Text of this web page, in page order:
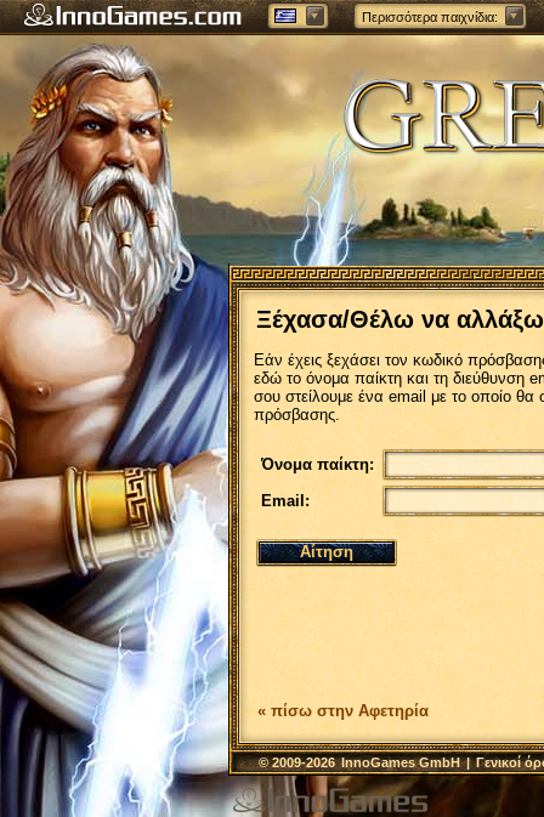
Περισσότερα παιχνίδια:
Ξέχασα/Θέλω να
Εάν έχεις ξεχάσει τον κωδικό
εδώ το όνομα παίκτη και τη διεύθυνση
σου στείλουμε ένα email με το οποίο θα
πρόσβασης.
Όνομα παίκτη:
Email:
Αίτηση
« πίσω στην Αφετηρία
© 2009-2026InnoGames GmbH|Γενικοί